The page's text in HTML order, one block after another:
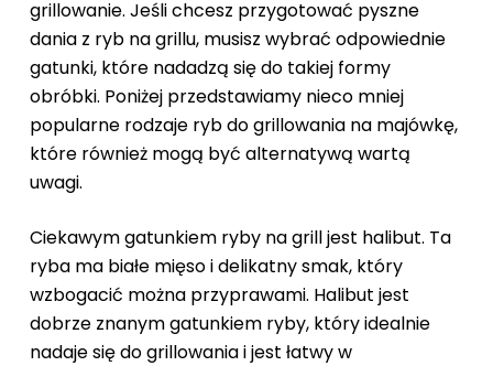
grillowanie. Jeśli chcesz przygotować pyszne
dania z ryb na grillu, musisz wybrać odpowiednie
gatunki, które nadadzą się do takiej formy
obróbki. Poniżej przedstawiamy nieco mniej
popularne rodzaje ryb do grillowania na majówkę,
które również mogą być alternatywą wartą
uwagi.
Ciekawym gatunkiem ryby na grill jest halibut. Ta
ryba ma białe mięso i delikatny smak, który
wzbogacić można przyprawami. Halibut jest
dobrze znanym gatunkiem ryby, który idealnie
nadaje się do grillowania i jest łatwy w